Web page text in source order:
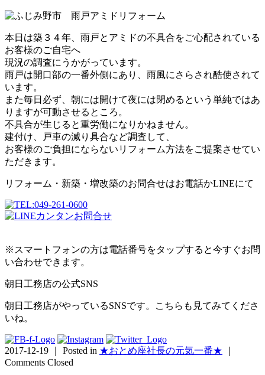
本日は築３４年、雨戸とアミドの不具合をご心配されている
お客様のご自宅へ
現況の調査にうかがっています。
雨戸は開口部の一番外側にあり、雨風にさらされ酷使されて
います。
また毎日必ず、朝には開けて夜には閉めるという単純ではあ
りますが可動させるところ。
不具合が生じると重労働になりかねません。
建付け、戸車の減り具合など調査して、
お客様のご負担にならないリフォーム方法をご提案させてい
ただきます。
リフォーム・新築・増改築のお問合せはお電話かLINEにて
※スマートフォンの方は電話番号をタップすると今すぐお問
い合わせできます。
朝日工務店の公式SNS
朝日工務店がやっているSNSです。こちらも見てみてくださ
いね。
2017-12-19 ｜ Posted in ★おとめ座社長の元気一番★
Comments Closed